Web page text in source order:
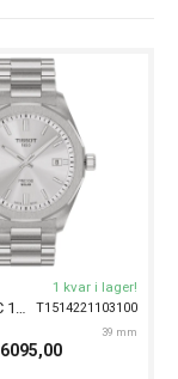
T1514221103100
39 mm
1 kvar i lager!
6095,00